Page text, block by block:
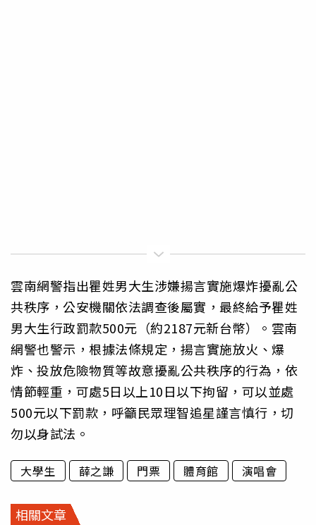
雲南網警指出瞿姓男大生涉嫌揚言實施爆炸擾亂公
共秩序，公安機關依法調查後屬實，最終給予瞿姓
男大生行政罰款500元（約2187元新台幣）。雲南
網警也警示，根據法條規定，揚言實施放火、爆
炸、投放危險物質等故意擾亂公共秩序的行為，依
情節輕重，可處5日以上10日以下拘留，可以並處
500元以下罰款，呼籲民眾理智追星謹言慎行，切
勿以身試法。
大學生 薛之謙 門票 體育館 演唱會
相關文章